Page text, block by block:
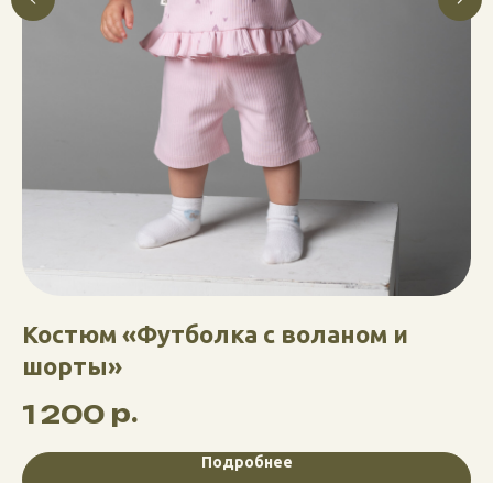
Костюм «Футболка с воланом и
шорты»
1 200 р.
Подробнее